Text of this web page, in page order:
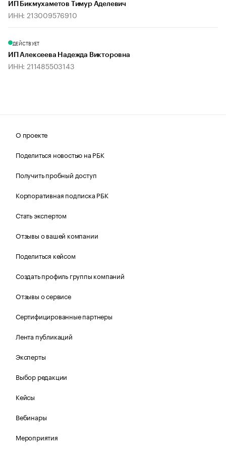
ИП Бикмухаметов Тимур Аделевич
ИНН: 213009576910
ДЕЙСТВУЕТ
ИП Алексеева Надежда Викторовна
ИНН: 211485503143
О проекте
Поделиться новостью на РБК
Получить пробный доступ
Корпоративная подписка РБК
Стать экспертом
Отзывы о вашей компании
Поделиться кейсом
Создать профиль группы компаний
Отзывы о сервисе
Сертифицированные партнеры
Лента публикаций
Эксперты
Выбор редакции
Кейсы
Вебинары
Мероприятия